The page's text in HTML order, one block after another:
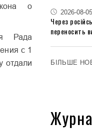
о
Рада
с 1
отдали
2026-08-05
Через
переносить
БІЛЬШЕ